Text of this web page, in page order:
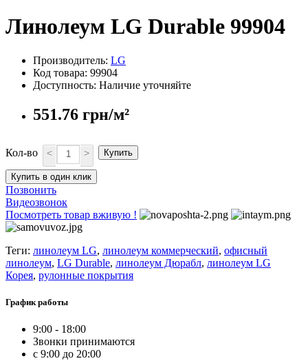
Линолеум LG Durable 99904
Производитель: LG
Код товара: 99904
Доступность: Наличие уточняйте
551.76 грн/м²
Кол-во < > Купить
Купить в один клик
Позвонить
Видеозвонок
Посмотреть товар вживую !
Теги: линолеум LG, линолеум коммерческий, офисный
линолеум, LG Durable, линолеум Дюрабл, линолеум LG
Корея, рулонные покрытия
График работы
9:00 - 18:00
Звонки принимаются
с 9:00 до 20:00